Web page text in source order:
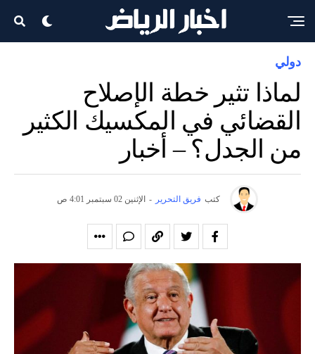
دولي
لماذا تثير خطة الإصلاح
القضائي في المكسيك الكثير
من الجدل؟ – أخبار
كتب فريق التحرير - الإثنين 02 سبتمبر 4:01 ص